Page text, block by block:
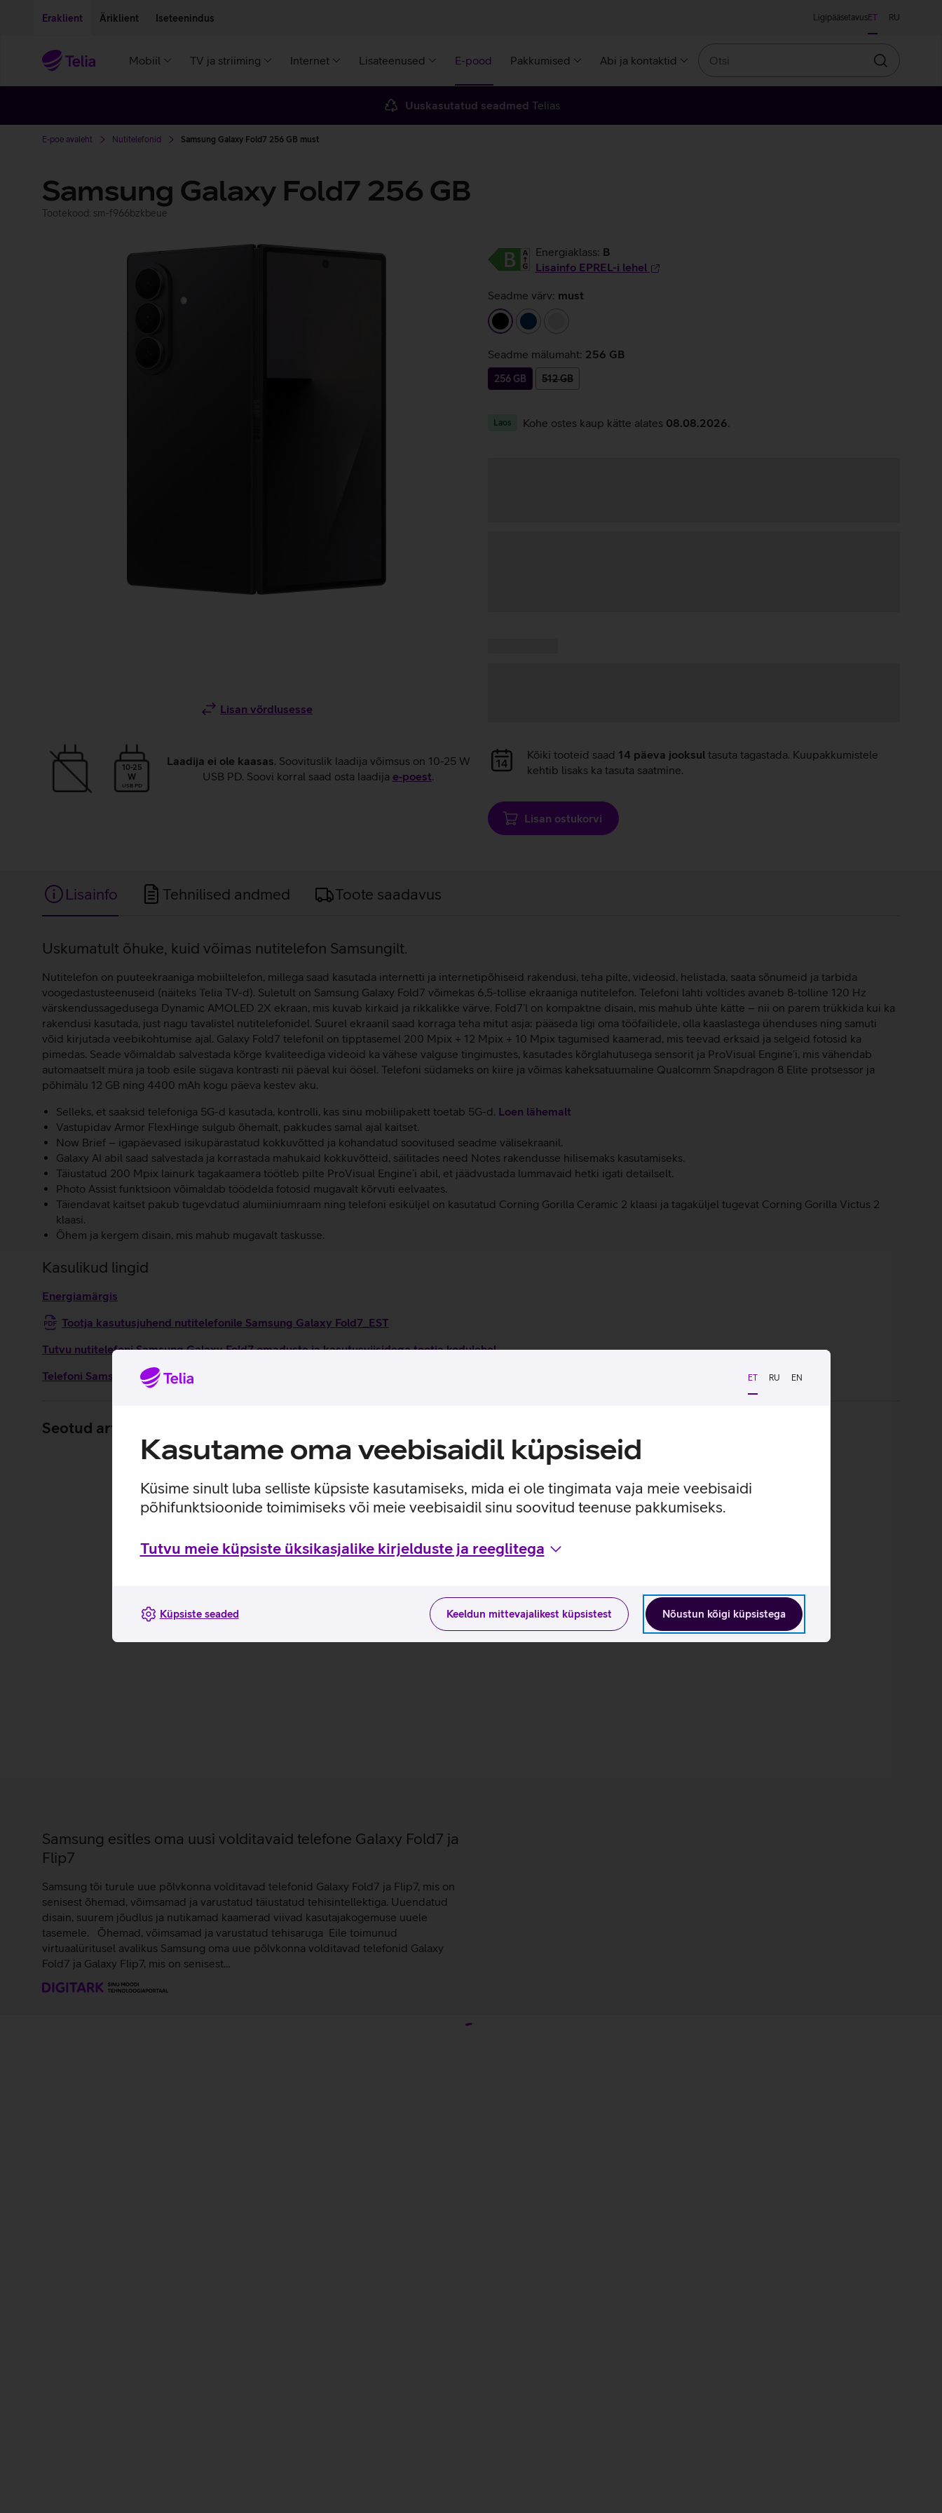
ET RU EN
Kasutame oma veebisaidil küpsiseid
Küsime sinult luba selliste küpsiste kasutamiseks, mida ei ole tingimata vaja meie veebisaidi
põhifunktsioonide toimimiseks või meie veebisaidil sinu soovitud teenuse pakkumiseks.
Tutvu meie küpsiste üksikasjalike kirjelduste ja reeglitega
Nõustun kõigi küpsistega
Keeldun mittevajalikest küpsistest
Küpsiste seaded
Eraklient Äriklient Iseteenindus LigipääsetavusET RU
Mobiil TV ja striiming Internet Lisateenused E-pood Pakkumised Abi ja kontaktid
Otsin
Uuskasutatud seadmed Telias
E-poe avaleht Nutitelefonid Samsung Galaxy Fold7 256 GB must
Samsung Galaxy Fold7 256 GB
Tootekood: sm-f966bzkbeue
Lisan võrdlusesse
10-25
W
USB PD
Laadija ei ole kaasas. Soovituslik laadija võimsus on 10-25 W
USB PD. Soovi korral saad osta laadija e‑poest.
Energiaklass: B
Lisainfo EPREL-i lehel
Seadme värv: must
must
tumesinine
Seadme mälumaht: 256 GB
256 GB 512 GB
Laos Kohe ostes kaup kätte alates 08.08.2026
Andmete
laadimine
Kõiki tooteid saad 14 päeva jooksul tasuta tagastada. Kuupakkumistele
kehtib lisaks ka tasuta saatmine.
Lisan ostukorvi
Lisainfo Tehnilised andmed Toote saadavus
Lisainfo
Uskumatult õhuke, kuid võimas nutitelefon Samsungilt.
Nutitelefon on puuteekraaniga mobiiltelefon, millega saad kasutada internetti ja internetipõhiseid rakendusi, teha pilte, videosid, helistada, saata sõnumeid ja tarbida
voogedastusteenuseid (näiteks Telia TV-d). Suletult on Samsung Galaxy Fold7 võimekas 6,5-tollise ekraaniga nutitelefon. Telefoni lahti voltides avaneb 8-tolline 120 Hz
värskendussagedusega Dynamic AMOLED 2X ekraan, mis kuvab kirkaid ja rikkalikke värve. Fold7’l on kompaktne disain, mis mahub ühte kätte – nii on parem trükkida kui ka
rakendusi kasutada, just nagu tavalistel nutitelefonidel. Suurel ekraanil saad korraga teha mitut asja: pääseda ligi oma tööfailidele, olla kaaslastega ühenduses ning samuti
võid kirjutada veebikohtumise ajal. Galaxy Fold7 telefonil on tipptasemel 200 Mpix + 12 Mpix + 10 Mpix tagumised kaamerad, mis teevad erksaid ja selgeid fotosid ka
pimedas. Seade võimaldab salvestada kõrge kvaliteediga videoid ka vähese valguse tingimustes, kasutades kõrglahutusega sensorit ja ProVisual Engine’i, mis vähendab
automaatselt müra ja toob esile sügava kontrasti nii päeval kui öösel. Telefoni südameks on kiire ja võimas kaheksatuumaline Qualcomm Snapdragon 8 Elite protsessor ja
põhimälu 12 GB ning 4400 mAh kogu päeva kestev aku.
Selleks, et saaksid telefoniga 5G-d kasutada, kontrolli, kas sinu mobiilipakett toetab 5G-d. Loen lähemalt
Vastupidav Armor FlexHinge sulgub õhemalt, pakkudes samal ajal kaitset.
Now Brief – igapäevased isikupärastatud kokkuvõtted ja kohandatud soovitused seadme välisekraanil.
Galaxy AI abil saad salvestada ja korrastada mahukaid kokkuvõtteid, säilitades need Notes rakendusse hilisemaks kasutamiseks.
Täiustatud 200 Mpix lainurk tagakaamera töötleb pilte ProVisual Engine’i abil, et jäädvustada lummavaid hetki igati detailselt.
Photo Assist funktsioon võimaldab töödelda fotosid mugavalt kõrvuti eelvaates.
Täiendavat kaitset pakub tugevdatud alumiiniumraam ning telefoni esiküljel on kasutatud Corning Gorilla Ceramic 2 klaasi ja tagaküljel tugevat Corning Gorilla Victus 2
klaasi.
Õhem ja kergem disain, mis mahub mugavalt taskusse.
Kasulikud lingid
Energiamärgis
Tootja kasutusjuhend nutitelefonile Samsung Galaxy Fold7_EST
Tutvu nutitelefoni Samsung Galaxy Fold7 omaduste ja kasutusviisidega tootja kodulehel
Telefoni Samsung Galaxy Fold7 seadistamise juhised
Seotud artiklid ja videod
Samsung esitles oma uusi volditavaid telefone Galaxy Fold7 ja
Flip7
Samsung tõi turule uue põlvkonna volditavad telefonid Galaxy Fold7 ja Flip7, mis on
senisest õhemad, võimsamad ja varustatud täiustatud tehisintellektiga. Uuendatud
disain, suurem jõudlus ja nutikamad kaamerad viivad kasutajakogemuse uuele
tasemele. Õhemad, võimsamad ja varustatud tehisaruga Eile toimunud
virtuaalüritusel avalikus Samsung oma uue põlvkonna volditavad telefonid Galaxy
Fold7 ja Galaxy Flip7, mis on senisest…